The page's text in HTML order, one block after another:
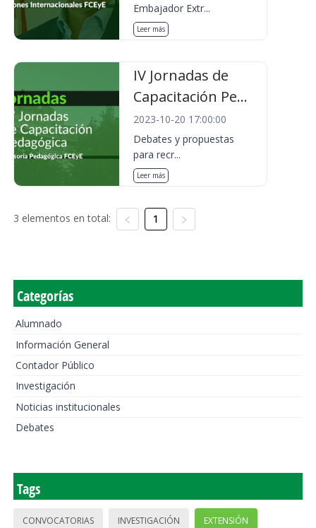
Embajador Extr...
Leer más
IV Jornadas de
Capacitación Pe...
2023-10-20 17:00:00
Debates y propuestas
para recr...
Leer más
3 elementos en total: 1
Categorías
Alumnado
Información General
Contador Público
Investigación
Noticias institucionales
Debates
Tags
CONVOCATORIAS INVESTIGACIÓN EXTENSIÓN